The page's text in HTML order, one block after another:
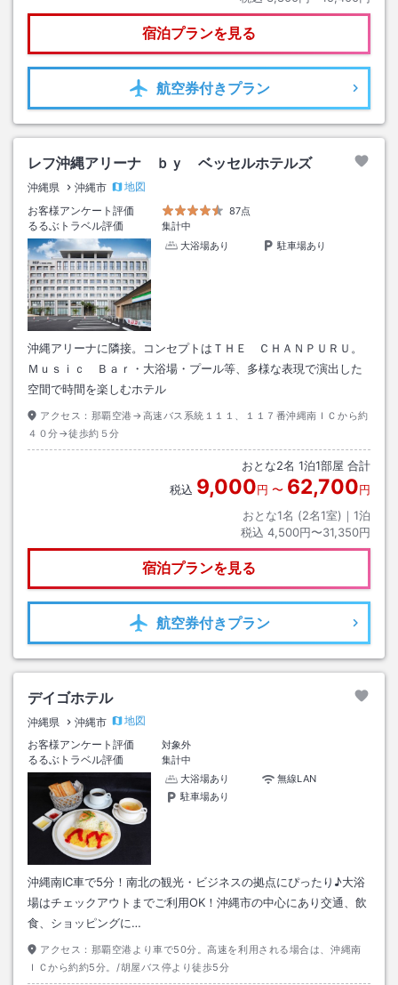
宿泊プランを見る
航空券付きプラン
レフ沖縄アリーナ ｂｙ ベッセルホテルズ
沖縄県 沖縄市
地図
お客様アンケート評価
87点
るるぶトラベル評価
集計中
大浴場あり
駐車場あり
沖縄アリーナに隣接。コンセプトはＴＨＥ ＣＨＡＮＰＵＲＵ。
Ｍｕｓｉｃ Ｂａｒ・大浴場・プール等、多様な表現で演出した
空間で時間を楽しむホテル
アクセス： 那覇空港→高速バス系統１１１、１１７番沖縄南ＩＣから約
４０分→徒歩約５分
おとな2名 1泊1部屋 合計
税込 9,000円 〜 62,700円
おとな1名 (2名1室)｜ 1泊
税込 4,500円〜31,350円
宿泊プランを見る
航空券付きプラン
デイゴホテル
沖縄県 沖縄市
地図
お客様アンケート評価
対象外
るるぶトラベル評価
集計中
大浴場あり
無線LAN
駐車場あり
沖縄南IC車で5分！南北の観光・ビジネスの拠点にぴったり♪大浴
場はチェックアウトまでご利用OK！沖縄市の中心にあり交通、飲
食、ショッピングに…
アクセス： 那覇空港より車で50分。高速を利用される場合は、沖縄南
ＩＣから約約5分。/胡屋バス停より徒歩5分